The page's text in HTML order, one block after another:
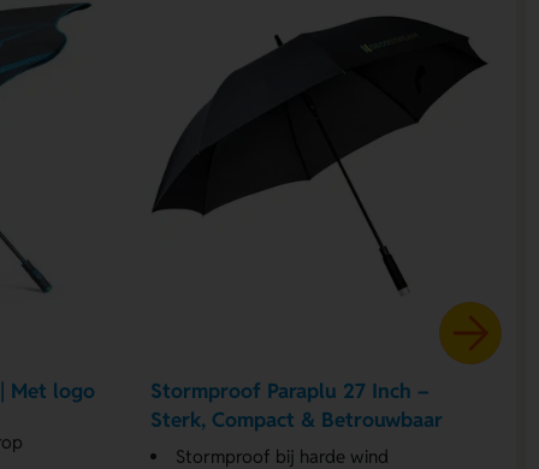
Met logo
Stormproof Paraplu 27 Inch –
Sterk, Compact & Betrouwbaar
Stormproof bij harde wind